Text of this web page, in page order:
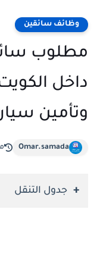
وظائف سائقين
مطلوب
داخل
وتأمين
Omar.samada
جدول التنقل